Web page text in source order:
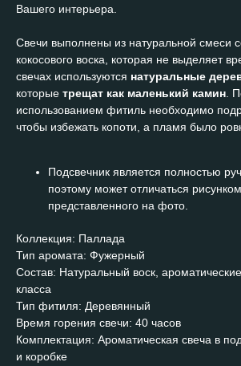
Вашего интерьера.
Свечи выполнены из натуральной смеси
кокосового воска, которая не выделяет
свечах используются натуральные
которые трещат как маленький камин.
использованием фитиль необходимо
чтобы избежать копоти, а пламя было
Подсвечник является полностью
поэтому может отличаться
представленного на фото.
Коллекция: Паллада
Тип аромата: Фужерный
Состав: Натуральный воск,
класса
Тип фитиля: Деревянный
Время горения свечи: 40 часов
Комплектация: Ароматическая свеча в
и коробке